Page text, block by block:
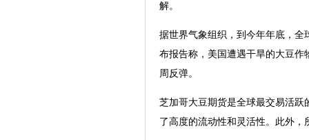
解。
据世界气象组织，到今年年底，
布报告称，美国遭遇干旱的大豆作
周反弹。
芝加哥大豆期货是全球最交易活跃
了高度的流动性和灵活性。此外